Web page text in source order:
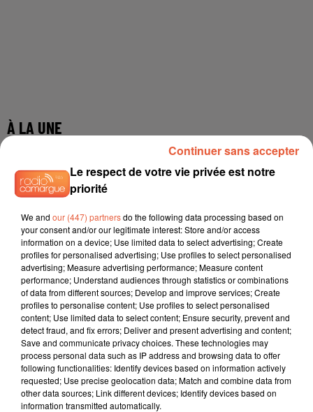
À LA UNE
6 août 2026
Arles : après un taureau percuté lors d'une
abrivado à Saliers,...
6 août 2026
Éclipse solaire du 12 août 2026 : le CHU de Nîmes
appelle à la plus...
3 août 2026
Sauvage'On Festival : une première édition
électro attendue au cœur...
Le respect de votre vie privée est notre
priorité
We and our (447) partnersdo the following data processing based on
your consent and/or our legitimate interest: Store and/or access
information on a device; Use limited data to select advertising; Create
profiles for personalised advertising; Use profiles to select personalised
advertising; Measure advertising performance; Measure content
performance; Understand audiences through statistics or combinations
of data from different sources; Develop and improve services; Create
profiles to personalise content; Use profiles to select personalised
content; Use limited data to select content; Ensure security, prevent and
detect fraud, and fix errors; Deliver and present advertising and content;
Save and communicate privacy choices. These technologies may
process personal data such as IP address and browsing data to offer
following functionalities: Identify devices based on information actively
requested; Use precise geolocation data; Match and combine data from
other data sources; Link different devices; Identify devices based on
information transmitted automatically.
Continuer sans accepter